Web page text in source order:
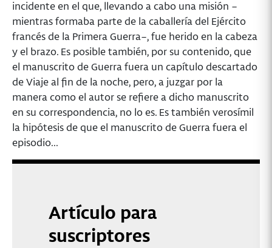
incidente en el que, llevando a cabo una misión –
mientras formaba parte de la caballería del Ejército
francés de la Primera Guerra–, fue herido en la cabeza
y el brazo. Es posible también, por su contenido, que
el manuscrito de Guerra fuera un capítulo descartado
de Viaje al fin de la noche, pero, a juzgar por la
manera como el autor se refiere a dicho manuscrito
en su correspondencia, no lo es. Es también verosímil
la hipótesis de que el manuscrito de Guerra fuera el
episodio...
Artículo para
suscriptores